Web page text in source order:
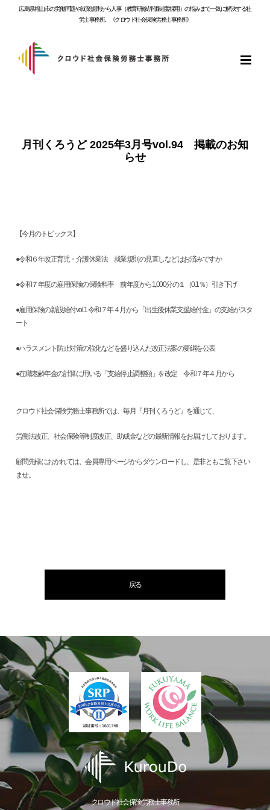
広島県福山市の労働問題や就業規則から人事（教育研修/評価制度/採用）の悩みまで一気に解決する社
労士事務所。《クロウド社会保険労務士事務所》
月刊くろうど 2025年3月号vol.94 掲載のお知
らせ
【今月のトピックス】
●令和６年改正育児・介護休業法 就業規則の見直しなどはお済みですか
●令和７年度の雇用保険の保険料率 前年度から1,000分の１（0.1％）引き下げ
●雇用保険の新設給付vol.1 令和７年４月から「出生後休業支援給付金」の支給がスタ
ート
●ハラスメント防止対策の強化などを盛り込んだ改正法案の要綱を公表
●在職老齢年金の計算に用いる「支給停止調整額」を改定 令和７年４月から
クロウド社会保険労務士事務所では、毎月『月刊くろうど』を通じて、
労働法改正、社会保険等制度改正、助成金などの最新情報をお届けしております。
顧問先様におかれては、会員専用ページからダウンロードし、是非ともご覧下さい
ませ。
戻る
クロウド社会保険労務士事務所